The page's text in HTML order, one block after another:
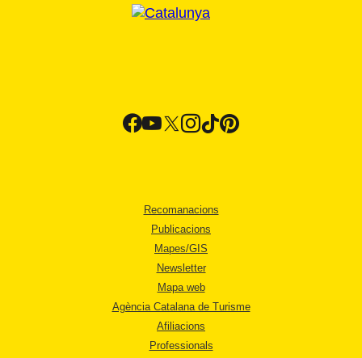
Recomanacions
Publicacions
Mapes/GIS
Newsletter
Mapa web
Agència Catalana de Turisme
Afiliacions
Professionals